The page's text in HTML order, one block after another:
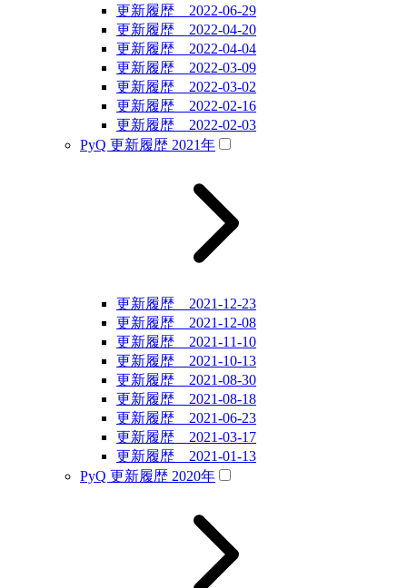
更新履歴 2022-06-29
更新履歴 2022-04-20
更新履歴 2022-04-04
更新履歴 2022-03-09
更新履歴 2022-03-02
更新履歴 2022-02-16
更新履歴 2022-02-03
PyQ 更新履歴 2021年
更新履歴 2021-12-23
更新履歴 2021-12-08
更新履歴 2021-11-10
更新履歴 2021-10-13
更新履歴 2021-08-30
更新履歴 2021-08-18
更新履歴 2021-06-23
更新履歴 2021-03-17
更新履歴 2021-01-13
PyQ 更新履歴 2020年